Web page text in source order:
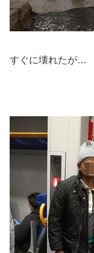
すぐに壊れたが…